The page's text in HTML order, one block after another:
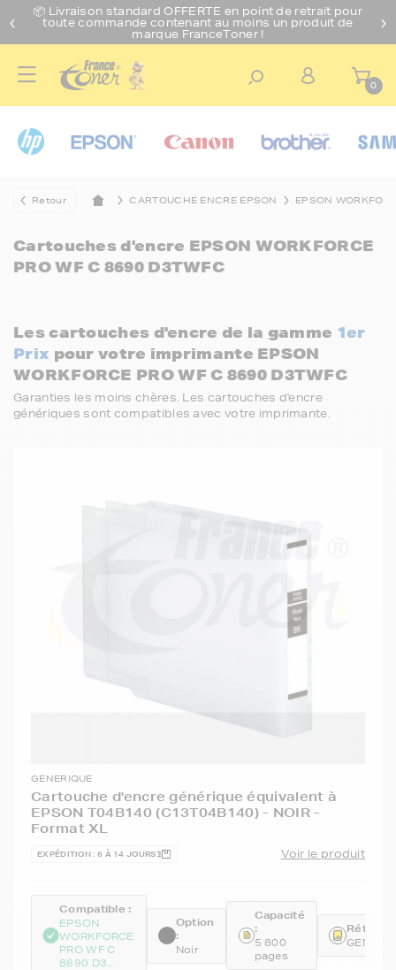
📦 Livraison standard OFFERTE en point de retrait pour
toute commande contenant au moins un produit de
marque FranceToner !
0
Retour CARTOUCHE ENCRE EPSON EPSON
Cartouches d'encre EPSON WORKFORCE
PRO WF C 8690 D3TWFC
Les cartouches d'encre de la gamme 1er
Prix pour votre imprimante EPSON
WORKFORCE PRO WF C 8690 D3TWFC
Garanties les moins chères. Les cartouches d'encre
génériques sont compatibles avec votre imprimante.
GENERIQUE
Cartouche d'encre générique équivalent à
EPSON T04B140 (C13T04B140) - NOIR -
Format XL
EXPÉDITION : 6 À 14 JOURS Voir le produit
Compatible :
EPSON
WORKFORCE
PRO WF C
8690 D3...
Option
:
Noir
Capacité
:
5 800
pages